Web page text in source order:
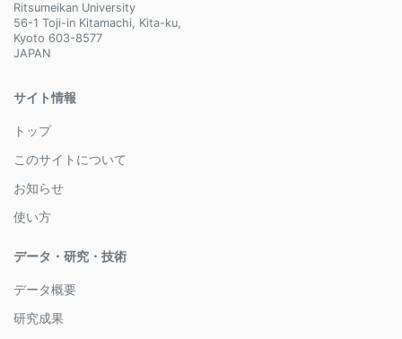
Ritsumeikan University
56-1 Toji-in Kitamachi, Kita-ku,
Kyoto 603-8577
JAPAN
サイト情報
トップ
このサイトについて
お知らせ
使い方
データ・研究・技術
データ概要
研究成果